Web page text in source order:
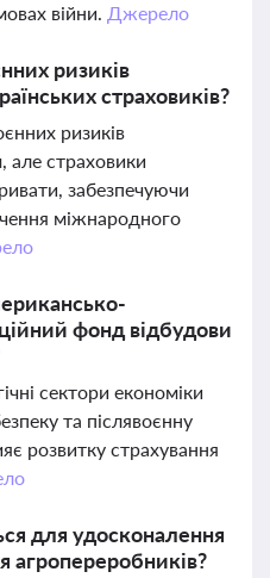
війни. Джерело
ризиків
страховиків?
ризиків
але страховики
забезпечуючи
міжнародного
фонд відбудови
сектори економіки
та післявоєнну
розвитку страхування
для удосконалення
агропереробників?